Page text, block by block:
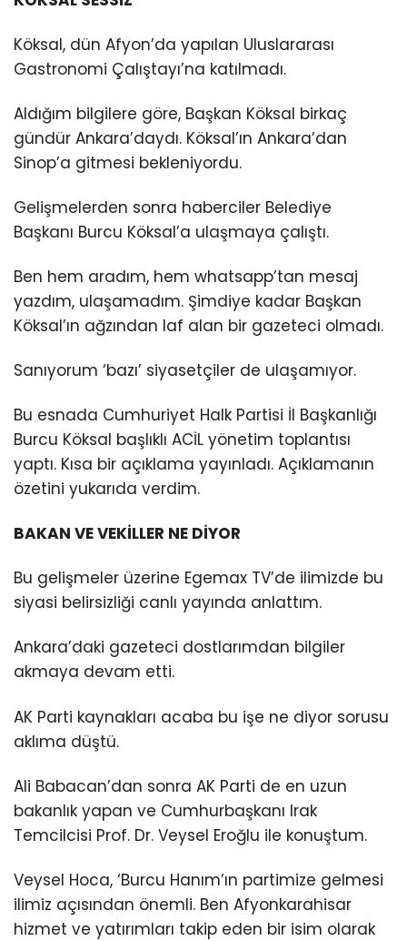
Köksal, dün Afyon’da yapılan Uluslararası
Gastronomi Çalıştayı’na katılmadı.
Aldığım bilgilere göre, Başkan Köksal birkaç
gündür Ankara’daydı. Köksal’ın Ankara’dan
Sinop’a gitmesi bekleniyordu.
Gelişmelerden sonra haberciler Belediye
Başkanı Burcu Köksal’a ulaşmaya çalıştı.
Ben hem aradım, hem whatsapp’tan mesaj
yazdım, ulaşamadım. Şimdiye kadar Başkan
Köksal’ın ağzından laf alan bir gazeteci olmadı.
Sanıyorum ‘bazı’ siyasetçiler de ulaşamıyor.
Bu esnada Cumhuriyet Halk Partisi İl Başkanlığı
Burcu Köksal başlıklı ACİL yönetim toplantısı
yaptı. Kısa bir açıklama yayınladı. Açıklamanın
özetini yukarıda verdim.
BAKAN VE VEKİLLER NE DİYOR
Bu gelişmeler üzerine Egemax TV’de ilimizde bu
siyasi belirsizliği canlı yayında anlattım.
Ankara’daki gazeteci dostlarımdan bilgiler
akmaya devam etti.
AK Parti kaynakları acaba bu işe ne diyor sorusu
aklıma düştü.
Ali Babacan’dan sonra AK Parti de en uzun
bakanlık yapan ve Cumhurbaşkanı Irak
Temcilcisi Prof. Dr. Veysel Eroğlu ile konuştum.
Veysel Hoca, ‘Burcu Hanım’ın partimize gelmesi
ilimiz açısından önemli. Ben Afyonkarahisar
hizmet ve yatırımları takip eden bir isim olarak